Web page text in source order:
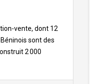
vente, dont 12
sont des
2 000